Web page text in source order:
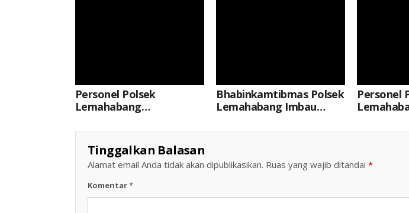
Personel Polsek
Lemahabang
Pelarangan Knalpot
Tidak Sesuai Spesifikasi
Teknis Di Situs Budaya
Makam Syekh Quro
Bhabinkamtibmas Polsek
Lemahabang Imbau
Untuk Tetap
Personel
Waspada
Tinggalkan Balasan
Alamat email Anda tidak akan dipublikasikan. Ruas yang wajib ditandai *
Komentar*